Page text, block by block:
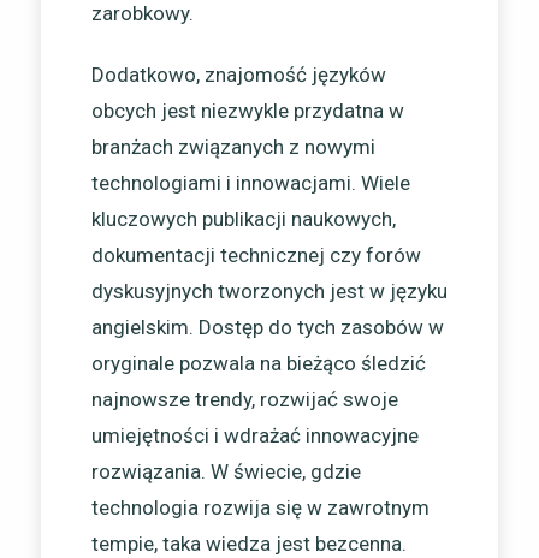
zarobkowy.
Dodatkowo, znajomość języków
obcych jest niezwykle przydatna w
branżach związanych z nowymi
technologiami i innowacjami. Wiele
kluczowych publikacji naukowych,
dokumentacji technicznej czy forów
dyskusyjnych tworzonych jest w języku
angielskim. Dostęp do tych zasobów w
oryginale pozwala na bieżąco śledzić
najnowsze trendy, rozwijać swoje
umiejętności i wdrażać innowacyjne
rozwiązania. W świecie, gdzie
technologia rozwija się w zawrotnym
tempie, taka wiedza jest bezcenna.